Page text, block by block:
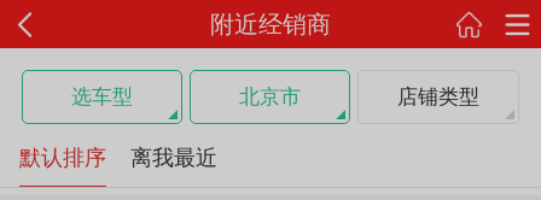
附近经销商
选车型 北京市 店铺类型
默认排序 离我最近